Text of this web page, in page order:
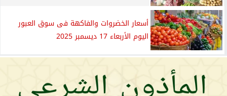
أسعار الخضروات والفاكهة فى سوق العبور
اليوم الأربعاء 17 ديسمبر 2025